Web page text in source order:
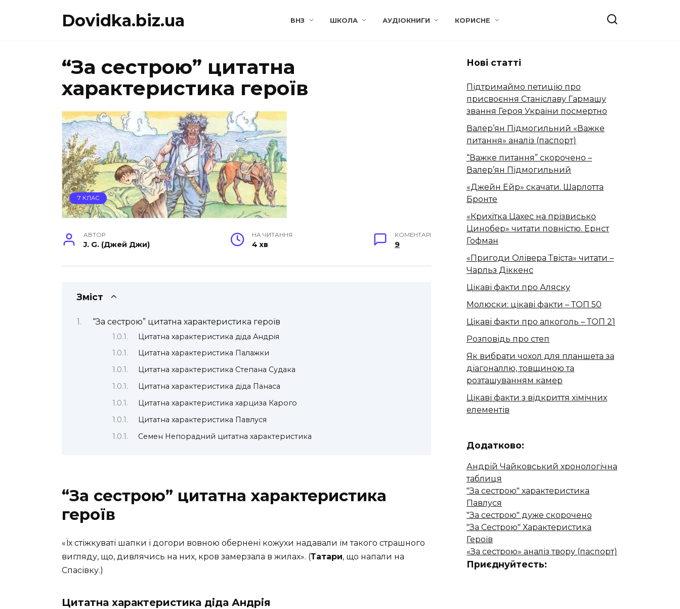
Dovidka.biz.ua ВНЗ ШКОЛА АУДІОКНИГИ КОРИСНЕ
“За сестрою” цитатна
характеристика героїв
7 КЛАС
АВТОР
J. G. (Джей Джи)
НА ЧИТАННЯ
4 хв
КОМЕНТАРІ
9
Зміст
“За сестрою” цитатна характеристика героїв
Цитатна характеристика діда Андрія
Цитатна характеристика Палажки
Цитатна характеристика Степана Судака
Цитатна характеристика діда Панаса
Цитатна характеристика харциза Карого
Цитатна характеристика Павлуся
Семен Непорадний цитатна характеристика
“За сестрою” цитатна характеристика
героїв
«Їх стіжкуваті шапки і догори вовною обернені кожухи надавали їм такого страшного
вигляду, що, дивлячись на них, кров замерзала в жилах». (Татари, що напали на
Спасівку.)
Цитатна характеристика діда Андрія
Нові статті
Підтримаймо петицію про
присвоєння Станіславу Гармашу
звання Героя України посмертно
Валер’ян Підмогильний «Важке
питання» аналіз (паспорт)
“Важке питання” скорочено –
Валер’ян Підмогильний
«Джейн Ейр» скачати. Шарлотта
Бронте
«Крихітка Цахес на прізвисько
Цинобер» читати повністю. Ернст
Гофман
«Пригоди Олівера Твіста» читати –
Чарльз Діккенс
Цікаві факти про Аляску
Молюски: цікаві факти – ТОП 50
Цікаві факти про алкоголь – ТОП 21
Розповідь про степ
Як вибрати чохол для планшета за
діагоналлю, товщиною та
розташуванням камер
Цікаві факти з відкриття хімічних
елементів
Додатково:
Андрій Чайковський хронологічна
таблиця
"За сестрою" характеристика
Павлуся
"За сестрою" дуже скорочено
"За Сестрою" Характеристика
Героїв
«За сестрою» аналіз твору (паспорт)
Приєднуйтесть: